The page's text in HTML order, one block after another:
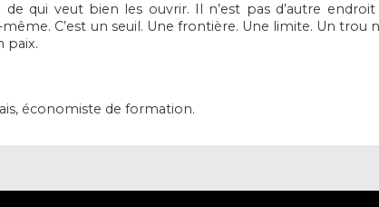
qui veut bien les ouvrir. Il n’est pas d’autre
C’est un seuil. Une frontière. Une limite. Un trou
paix.
économiste de formation.